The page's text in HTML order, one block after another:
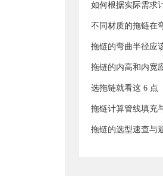
拖链的弯曲半径应
拖链的内高和内宽
选拖链就看这 6 点
拖链计算管线填充
拖链的选型速查与